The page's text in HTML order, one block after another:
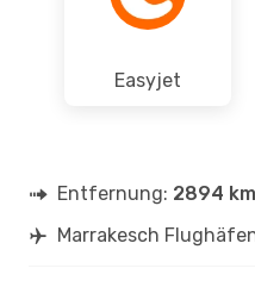
Easyjet
Entfernung: 2894
Marrakesch